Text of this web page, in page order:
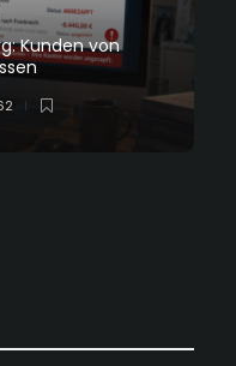
Kunden von